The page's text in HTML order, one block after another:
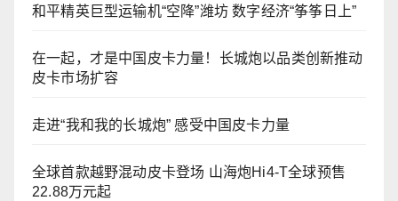
和平精英巨型运输机“空降”潍坊 数字经济“筝筝日上”
在一起，才是中国皮卡力量！长城炮以品类创新推动
皮卡市场扩容
走进“我和我的长城炮” 感受中国皮卡力量
全球首款越野混动皮卡登场 山海炮Hi4-T全球预售
22.88万元起